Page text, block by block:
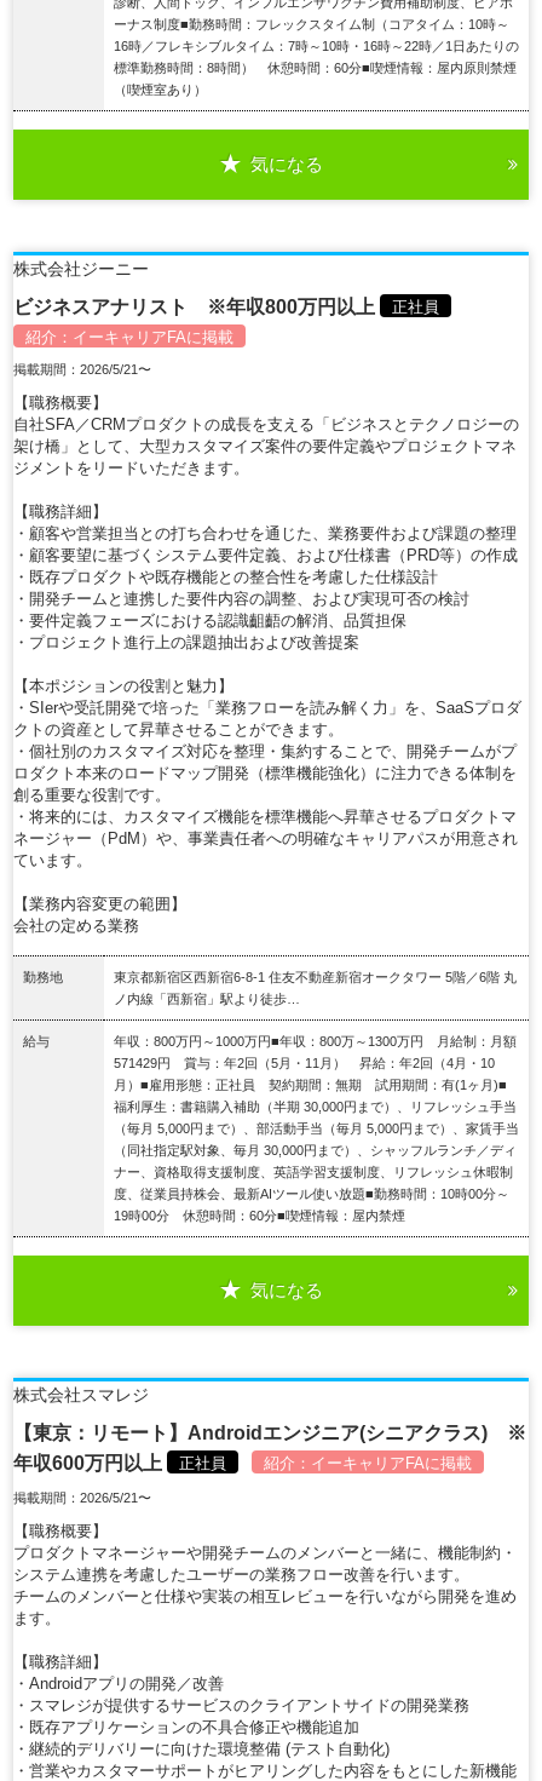
ーナス制度■勤務時間：フレックスタイム制（コアタイム：10時～
16時／フレキシブルタイム：7時～10時・16時～22時／1日あたりの
標準勤務時間：8時間） 休憩時間：60分■喫煙情報：屋内原則禁煙
（喫煙室あり）
気になる
株式会社ジーニー
ビジネスアナリスト ※年収800万円以上
正社員
紹介： イーキャリアFAに掲載
掲載期間：2026/5/21〜
【職務概要】
自社SFA／CRMプロダクトの成長を支える「ビジネスとテクノロジーの
架け橋」として、大型カスタマイズ案件の要件定義やプロジェクトマネ
ジメントをリードいただきます。
【職務詳細】
・顧客や営業担当との打ち合わせを通じた、業務要件および課題の整理
・顧客要望に基づくシステム要件定義、および仕様書（PRD等）の作成
・既存プロダクトや既存機能との整合性を考慮した仕様設計
・開発チームと連携した要件内容の調整、および実現可否の検討
・要件定義フェーズにおける認識齟齬の解消、品質担保
・プロジェクト進行上の課題抽出および改善提案
【本ポジションの役割と魅力】
・SIerや受託開発で培った「業務フローを読み解く力」を、SaaSプロダ
クトの資産として昇華させることができます。
・個社別のカスタマイズ対応を整理・集約することで、開発チームがプ
ロダクト本来のロードマップ開発（標準機能強化）に注力できる体制を
創る重要な役割です。
・将来的には、カスタマイズ機能を標準機能へ昇華させるプロダクトマ
ネージャー（PdM）や、事業責任者への明確なキャリアパスが用意され
ています。
【業務内容変更の範囲】
会社の定める業務
勤務地
東京都新宿区西新宿6-8-1 住友不動産新宿オークタワー 5階／6階 丸
ノ内線「西新宿」駅より徒歩…
給与
年収：800万円～1000万円■年収：800万～1300万円 月給制：月額
571429円 賞与：年2回（5月・11月） 昇給：年2回（4月・10
月）■雇用形態：正社員 契約期間：無期 試用期間：有(1ヶ月)■
福利厚生：書籍購入補助（半期 30,000円まで）、リフレッシュ手当
（毎月 5,000円まで）、部活動手当（毎月 5,000円まで）、家賃手当
（同社指定駅対象、毎月 30,000円まで）、シャッフルランチ／ディ
ナー、資格取得支援制度、英語学習支援制度、リフレッシュ休暇制
度、従業員持株会、最新AIツール使い放題■勤務時間：10時00分～
19時00分 休憩時間：60分■喫煙情報：屋内禁煙
気になる
株式会社スマレジ
【東京：リモート】Androidエンジニア(シニアクラス) ※
年収600万円以上
正社員 紹介： イーキャリアFAに掲載
掲載期間：2026/5/21〜
【職務概要】
プロダクトマネージャーや開発チームのメンバーと一緒に、機能制約・
システム連携を考慮したユーザーの業務フロー改善を行います。
チームのメンバーと仕様や実装の相互レビューを行いながら開発を進め
ます。
【職務詳細】
・Androidアプリの開発／改善
・スマレジが提供するサービスのクライアントサイドの開発業務
・既存アプリケーションの不具合修正や機能追加
・継続的デリバリーに向けた環境整備 (テスト自動化)
・営業やカスタマーサポートがヒアリングした内容をもとにした新機能